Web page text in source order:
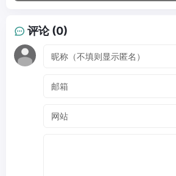
评论 (0)